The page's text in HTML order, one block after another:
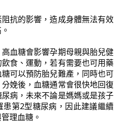
抗的影響，造成身體無法有效
血糖會影響孕期母親與胎兒健
食、運動，若有需要也可用藥
可以預防胎兒難產，同時也可
娩後，血糖通常會很快地回復
病，未來不論是媽媽或是孩子
第2型糖尿病，因此建議繼續
理血糖。